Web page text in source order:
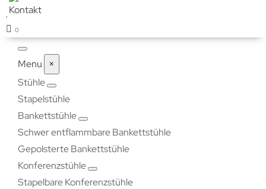
0
Menu
×
Stühle
Stapelstühle
Bankettstühle
Schwer entflammbare Bankettstühle
Gepolsterte Bankettstühle
Konferenzstühle
Stapelbare Konferenzstühle